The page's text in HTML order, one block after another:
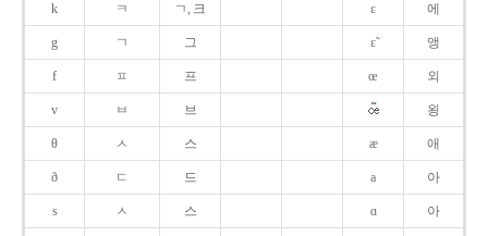
k ㅋ ㄱ, 크 ɛ 에
g ㄱ 그 ɛ̃ 앵
f ㅍ 프 œ 외
v ㅂ 브 욍
θ ㅅ 스 æ 애
ð ㄷ 드 a 아
s ㅅ 스 ɑ 아